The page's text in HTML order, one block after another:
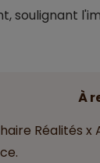
soulignant
À
Réalités